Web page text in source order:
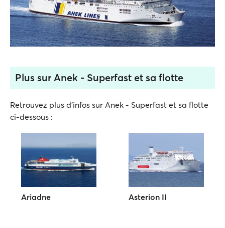
Plus sur Anek - Superfast et sa flotte
Retrouvez plus d'infos sur Anek - Superfast et sa flotte
ci-dessous :
Ariadne Asterion II